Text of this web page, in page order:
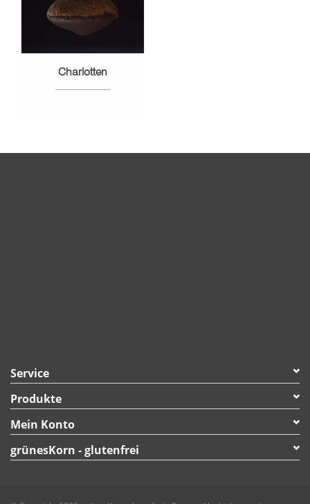
Charlotten
Service
Produkte
Mein Konto
grünesKorn - glutenfrei